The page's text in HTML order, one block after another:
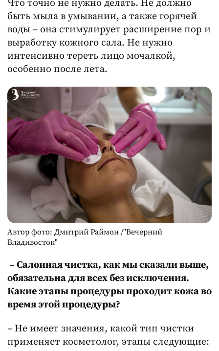
Что точно не нужно делать. Не должно
быть мыла в умывании, а также горячей
воды – она стимулирует расширение пор и
выработку кожного сала. Не нужно
интенсивно тереть лицо мочалкой,
особенно после лета.
Автор фото: Дмитрий Раймон /"Вечерний
Владивосток"
– Салонная чистка, как мы сказали выше,
обязательна для всех без исключения.
Какие этапы процедуры проходит кожа во
время этой процедуры?
– Не имеет значения, какой тип чистки
применяет косметолог, этапы следующие: